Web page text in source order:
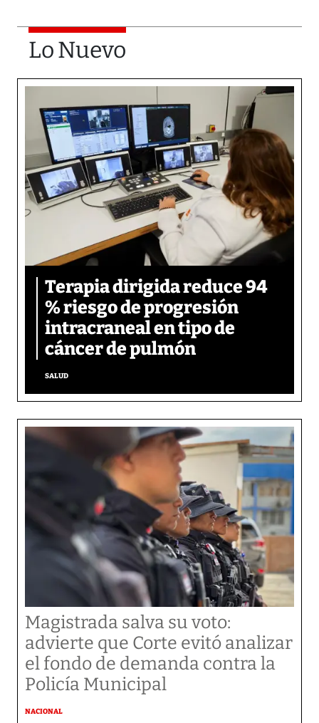
Lo Nuevo
Terapia dirigida reduce 94
% riesgo de progresión
intracraneal en tipo de
cáncer de pulmón
SALUD
Magistrada salva su voto:
advierte que Corte evitó analizar
el fondo de demanda contra la
Policía Municipal
NACIONAL